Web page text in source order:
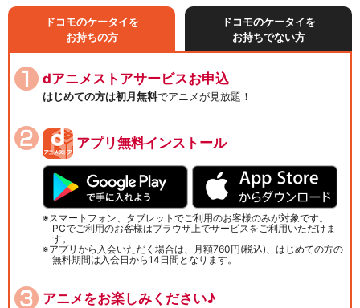
ドコモのケータイを
お持ちの方
ドコモのケータイを
お持ちでない方
dアニメストアサービスお申込
はじめての方は初月無料でアニメが見放題！
アプリ無料インストール
スマートフォン、タブレットでご利用のお客様のみが対象です。
PCでご利用のお客様はブラウザ上でサービスをご利用いただけま
す。
アプリから入会いただく場合は、月額760円(税込)、はじめての方の
無料期間は入会日から14日間となります。
アニメをお楽しみください♪